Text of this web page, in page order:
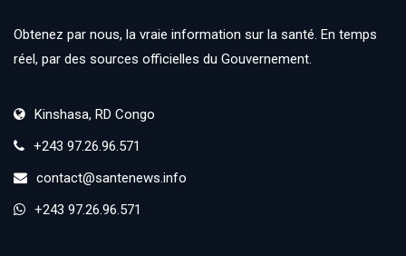
Obtenez par nous, la vraie information sur la santé. En temps
réel, par des sources officielles du Gouvernement.
Kinshasa, RD Congo
+243 97.26.96.571
contact@santenews.info
+243 97.26.96.571